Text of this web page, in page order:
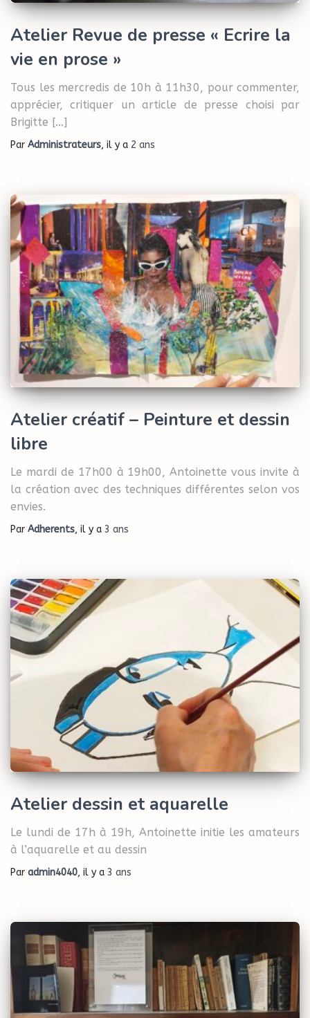
Atelier Revue de presse « Ecrire la
vie en prose »
Tous les mercredis de 10h à 11h30, pour commenter,
apprécier, critiquer un article de presse choisi par
Brigitte […]
Par Administrateurs, il y a 2 ans
Atelier créatif – Peinture et dessin
libre
Le mardi de 17h00 à 19h00, Antoinette vous invite à
la création avec des techniques différentes selon vos
envies.
Par Adherents, il y a 3 ans
Atelier dessin et aquarelle
Le lundi de 17h à 19h, Antoinette initie les amateurs
à l’aquarelle et au dessin
Par admin4040, il y a 3 ans